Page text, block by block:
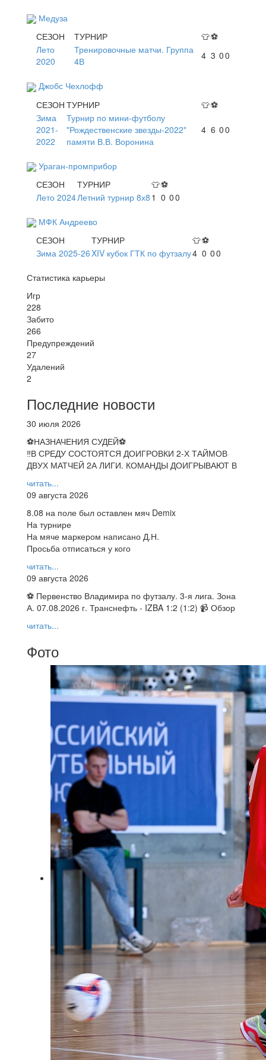
Медуза
СЕЗОН
ТУРНИР 👕⚽
Лето
2020
Тренировочные матчи. Группа
4В
4 3 00
Джобс Чехлофф
СЕЗОН ТУРНИР 👕⚽
Зима
2021-
2022
Турнир по мини-футболу
"Рождественские звезды-2022"
памяти В.В. Воронина
4 6 00
Ураган-промприбор
СЕЗОН
ТУРНИР 👕⚽
Лето 2024Летний турнир 8х8 1 0 00
МФК Андреево
СЕЗОН
ТУРНИР 👕⚽
Зима 2025-26XIV кубок ГТК по футзалу4 0 00
Статистика карьеры
Игр
228
Забито
266
Предупреждений
27
Удалений
2
Последние новости
30 июля 2026
⚽НАЗНАЧЕНИЯ СУДЕЙ⚽
‼В СРЕДУ СОСТОЯТСЯ ДОИГРОВКИ 2-Х ТАЙМОВ
ДВУХ МАТЧЕЙ 2А ЛИГИ. КОМАНДЫ ДОИГРЫВАЮТ В
читать...
09 августа 2026
8.08 на поле был оставлен мяч Demix
На турнире
На мяче маркером написано Д.Н.
Просьба отписаться у кого
читать...
09 августа 2026
⚽ Первенство Владимира по футзалу. 3-я лига. Зона
А. 07.08.2026 г. Транснефть - IZBA 1:2 (1:2) 📹 Обзор
читать...
Фото